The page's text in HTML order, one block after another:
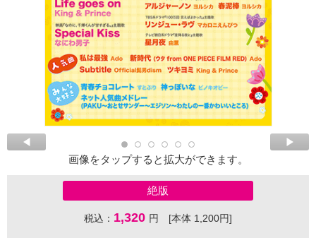
画像をタップすると拡大ができます。
絶版
税込： 1,320 円 [本体 1,200円]